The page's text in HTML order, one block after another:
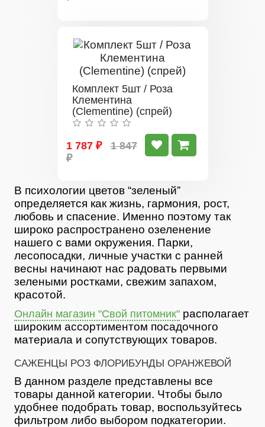
Комплект 5шт / Роза
Клементина
(Clementine) (спрей)
1 787 ₽
1 847
₽
В психологии цветов “зеленый”
определяется как жизнь, гармония, рост,
любовь и спасение. Именно поэтому так
широко распространено озеленение
нашего с вами окружения. Парки,
лесопосадки, личные участки с ранней
весны начинают нас радовать первыми
зелеными ростками, свежим запахом,
красотой.
Онлайн магазин "Свой питомник" располагает
широким ассортиментом посадочного
материала и сопутствующих товаров.
САЖЕНЦЫ РОЗ ФЛОРИБУНДЫ ОРАНЖЕВОЙ
В данном разделе представлены все
товары данной категории. Чтобы было
удобнее подобрать товар, воспользуйтесь
фильтром либо выбором подкатегории.